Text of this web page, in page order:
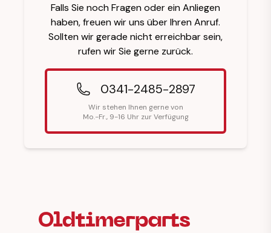
Falls Sie noch Fragen oder ein Anliegen
haben, freuen wir uns über Ihren Anruf.
Sollten wir gerade nicht erreichbar sein,
rufen wir Sie gerne zurück.
0341-2485-2897
Wir stehen Ihnen gerne von
Mo.-Fr., 9-16 Uhr zur Verfügung